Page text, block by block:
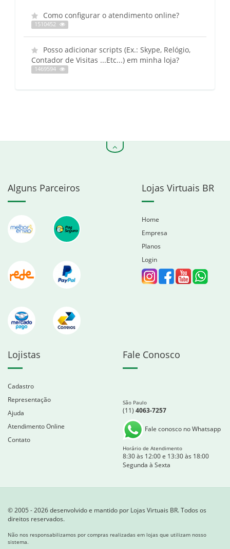
Como configurar o atendimento online?
1510452
Posso adicionar scripts (Ex.: Skype, Relógio,
Contador de Visitas ...Etc...) em minha loja?
1469594
Alguns Parceiros Lojas Virtuais BR
Home
Empresa
Planos
Login
Lojistas
Cadastro
Representação
Ajuda
Atendimento Online
Contato
Fale Conosco
São Paulo
(11) 4063-7257
Fale conosco no Whatsapp
Horário de Atendimento
8:30 às 12:00 e 13:30 às 18:00
Segunda à Sexta
© 2005 - 2026 desenvolvido e mantido por Lojas Virtuais BR. Todos os
direitos reservados.
Não nos responsabilizamos por compras realizadas em lojas que utilizam nosso
sistema.